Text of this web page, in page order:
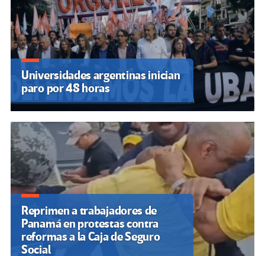
Universidades argentinas inician
paro por 48 horas
Reprimen a trabajadores de
Panamá en protestas contra
reformas a la Caja de Seguro
Social